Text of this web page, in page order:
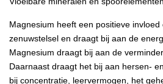
Magnesium heeft een positieve
zenuwstelsel en draagt bij aan de
Magnesium draagt bij aan de
Daarnaast draagt het bij aan hersen-
bij concentratie, leervermogen, het